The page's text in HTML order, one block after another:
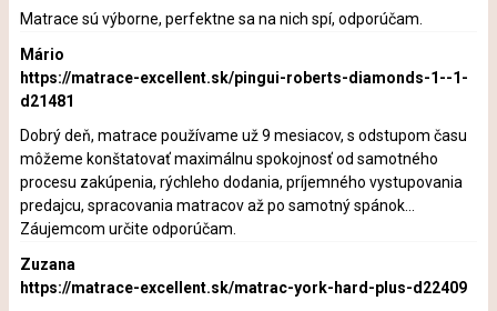
Matrace sú výborne, perfektne sa na nich spí, odporúčam.
Mário
https://matrace-excellent.sk/pingui-roberts-diamonds-1--1-
d21481
Dobrý deň, matrace používame už 9 mesiacov, s odstupom času
môžeme konštatovať maximálnu spokojnosť od samotného
procesu zakúpenia, rýchleho dodania, príjemného vystupovania
predajcu, spracovania matracov až po samotný spánok...
Záujemcom určite odporúčam.
Zuzana
https://matrace-excellent.sk/matrac-york-hard-plus-d22409